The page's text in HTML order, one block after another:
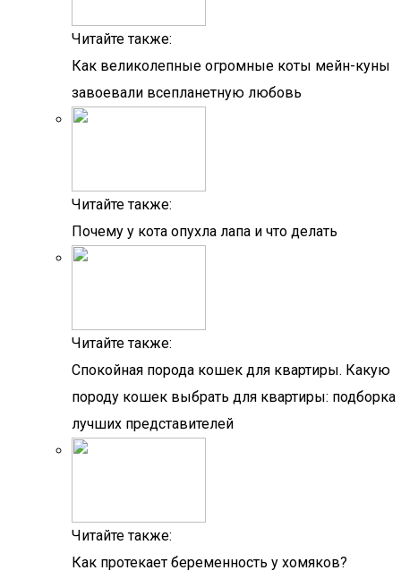
Читайте также:
Как великолепные огромные коты мейн-куны
завоевали всепланетную любовь
Читайте также:
Почему у кота опухла лапа и что делать
Читайте также:
Спокойная порода кошек для квартиры. Какую
породу кошек выбрать для квартиры: подборка
лучших представителей
Читайте также:
Как протекает беременность у хомяков?